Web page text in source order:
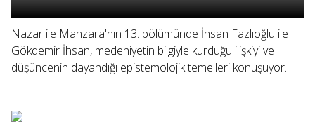
Nazar ile Manzara'nın 13. bölümünde İhsan Fazlıoğlu ile
Gökdemir İhsan, medeniyetin bilgiyle kurduğu ilişkiyi ve
düşüncenin dayandığı epistemolojik temelleri konuşuyor.